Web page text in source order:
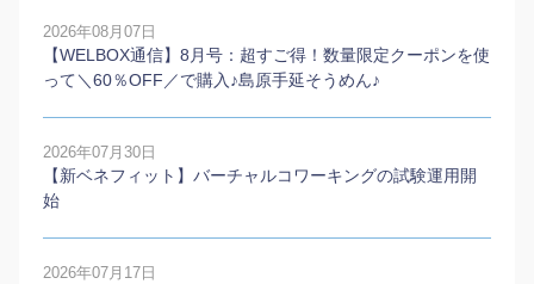
2026年08月07日
【WELBOX通信】8月号：超すご得！数量限定クーポンを使
って＼60％OFF／で購入♪島原手延そうめん♪
2026年07月30日
【新ベネフィット】バーチャルコワーキングの試験運用開
始
2026年07月17日